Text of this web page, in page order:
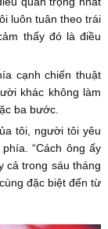
luôn tuân theo trái
thấy đó là điều
cạnh chiến thuật
khác không làm
ba bước.
tôi, người tôi yêu
“Cách ông ấy
cả trong sáu tháng
đặc biệt đến từ